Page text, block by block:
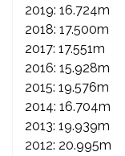
2019: 16.724m
2018: 17.500m
2017: 17.551m
2016: 15.928m
2015: 19.576m
2014: 16.704m
2013: 19.939m
2012: 20.995m